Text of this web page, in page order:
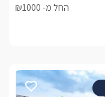
החל מ- ₪1000